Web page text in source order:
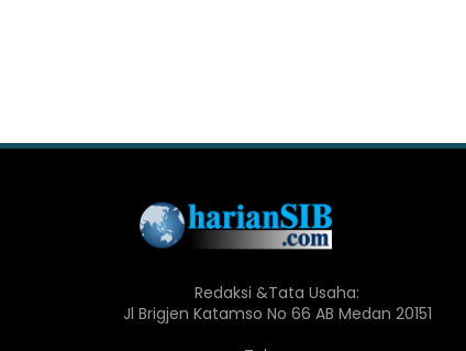
Redaksi &Tata Usaha:
Jl Brigjen Katamso No 66 AB Medan 20151